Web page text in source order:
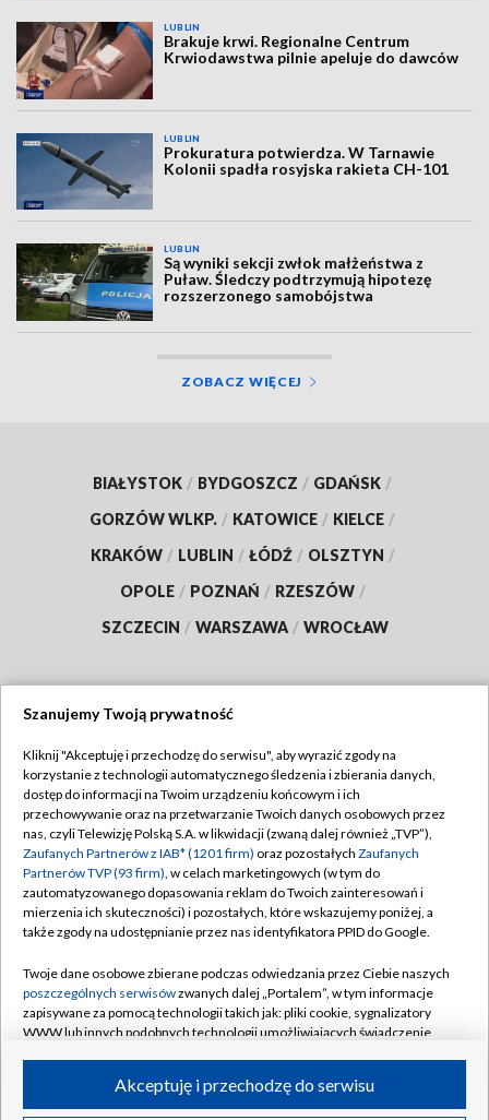
LUBLIN
Brakuje krwi. Regionalne Centrum
Krwiodawstwa pilnie apeluje do dawców
LUBLIN
Prokuratura potwierdza. W Tarnawie
Kolonii spadła rosyjska rakieta CH-101
LUBLIN
Są wyniki sekcji zwłok małżeństwa z
Puław. Śledczy podtrzymują hipotezę
rozszerzonego samobójstwa
ZOBACZ WIĘCEJ
BIAŁYSTOK / BYDGOSZCZ / GDAŃSK /
GORZÓW WLKP. / KATOWICE / KIELCE /
KRAKÓW / LUBLIN / ŁÓDŹ / OLSZTYN /
OPOLE / POZNAŃ / RZESZÓW /
SZCZECIN / WARSZAWA / WROCŁAW
TVP
Abonament TVP
Emisja w TVP
Centrum informacji TVP
Naziemna Telewizja Cyfrowa
Rada Programowa
System NOS
Informacje o nadawcy
Program dla prasy
Regulamin TVP
Polityka prywatności
Moje zgody
Pomoc
Kontakt
Kanały
Szanujemy Twoją prywatność
Kliknij "Akceptuję i przechodzę do serwisu", aby wyrazić zgody na
korzystanie z technologii automatycznego śledzenia i zbierania danych,
dostęp do informacji na Twoim urządzeniu końcowym i ich
przechowywanie oraz na przetwarzanie Twoich danych osobowych przez
nas, czyli Telewizję Polską S.A. w likwidacji (zwaną dalej również „TVP”),
Zaufanych Partnerów z IAB* (1201 firm) oraz pozostałych Zaufanych
Partnerów TVP (93 firm), w celach marketingowych (w tym do
zautomatyzowanego dopasowania reklam do Twoich zainteresowań i
mierzenia ich skuteczności) i pozostałych, które wskazujemy poniżej, a
także zgody na udostępnianie przez nas identyfikatora PPID do Google.
Twoje dane osobowe zbierane podczas odwiedzania przez Ciebie naszych
poszczególnych serwisówzwanych dalej „Portalem”, w tym informacje
zapisywane za pomocą technologii takich jak: pliki cookie, sygnalizatory
WWW lub innych podobnych technologii umożliwiających świadczenie
ruchu w Internecie.Akceptuję i przechodzę do serwisu